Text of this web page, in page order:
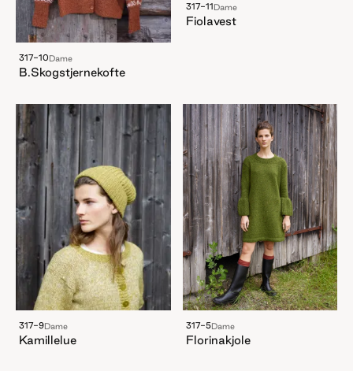
317-10Dame
B.Skogstjernekofte
317-11Dame
Fiolavest
317-9Dame
Kamillelue
317-5Dame
Florinakjole